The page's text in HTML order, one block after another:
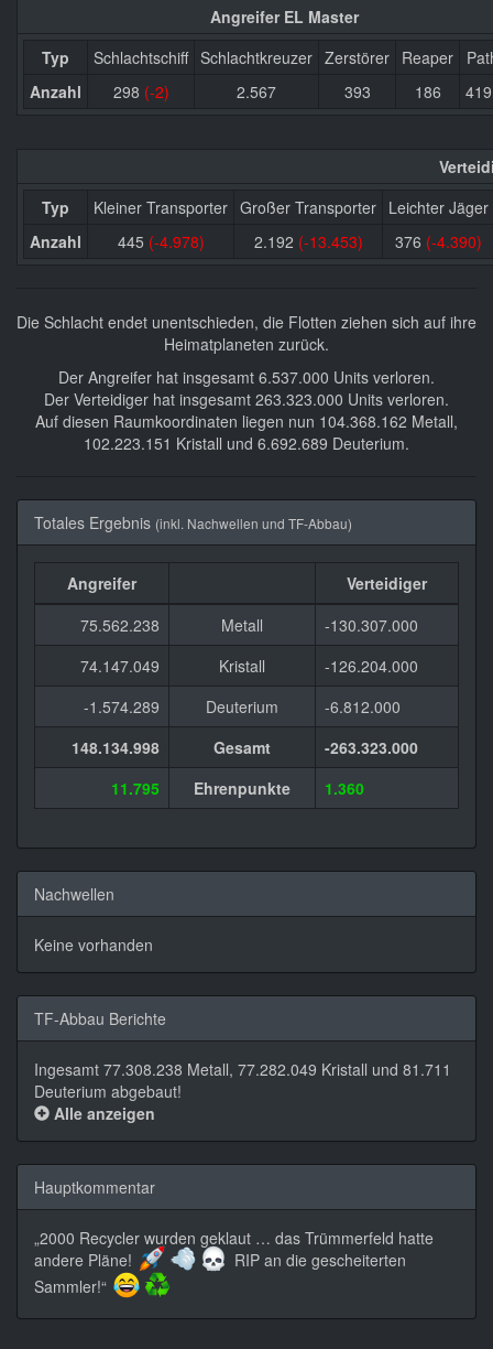
Angreifer EL Master
Typ
Schlachtschiff Schlachtkreuzer Zerstörer Reaper
Anzahl
298 (-2) 2.567 393 186
Typ
Kleiner Transporter Großer Transporter Leichter Jäger
Anzahl
445 (-4.978) 2.192 (-13.453) 376 (-4.390)
Die Schlacht endet unentschieden, die Flotten ziehen sich auf ihre
Heimatplaneten zurück.
Der Angreifer hat insgesamt 6.537.000 Units verloren.
Der Verteidiger hat insgesamt 263.323.000 Units verloren.
Auf diesen Raumkoordinaten liegen nun 104.368.162 Metall,
102.223.151 Kristall und 6.692.689 Deuterium.
Totales Ergebnis (inkl. Nachwellen und TF-Abbau)
Angreifer
Verteidiger
75.562.238
Metall
-130.307.000
74.147.049
Kristall
-126.204.000
-1.574.289
Deuterium
-6.812.000
148.134.998
Gesamt
-263.323.000
11.795
Ehrenpunkte 1.360
Nachwellen
Keine vorhanden
TF-Abbau Berichte
Ingesamt 77.308.238 Metall, 77.282.049 Kristall und 81.711
Deuterium abgebaut!
Alle anzeigen
Hauptkommentar
„2000 Recycler wurden geklaut … das Trümmerfeld hatte
andere Pläne!
RIP an die gescheiterten
Sammler!“